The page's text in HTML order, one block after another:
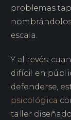
problemas
escala.
Y al revés:
difícil en
defenderse,
psicológica
taller